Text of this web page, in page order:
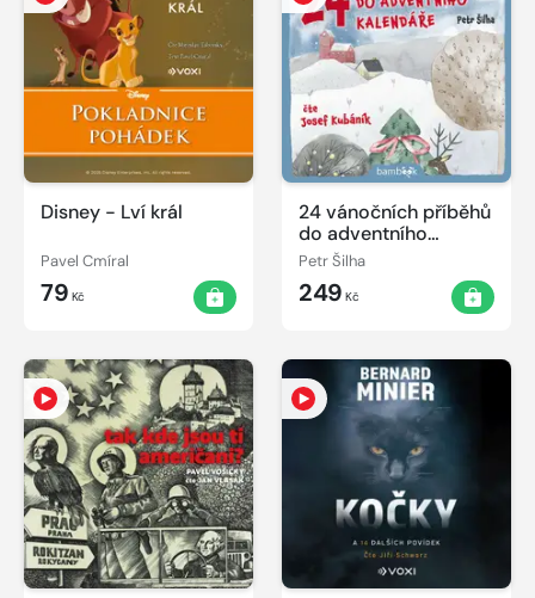
Disney - Lví král
Pavel Cmíral
79 Kč
24 vánočních příběhů
do adventního
kalendáře
Petr Šilha
249 Kč